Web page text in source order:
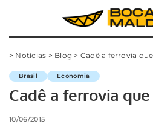
> Notícias > Blog > Cadê a ferrovia
Brasil Economia
Cadê a ferrovia
10/06/2015